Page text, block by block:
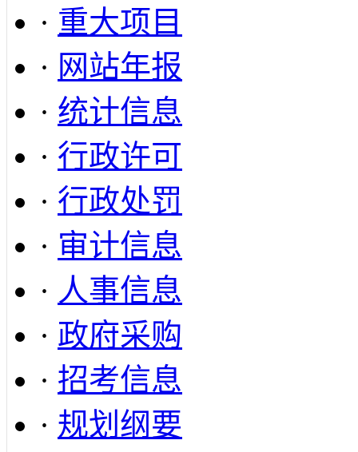
· 重大项目
· 网站年报
· 统计信息
· 行政许可
· 行政处罚
· 审计信息
· 人事信息
· 政府采购
· 招考信息
· 规划纲要